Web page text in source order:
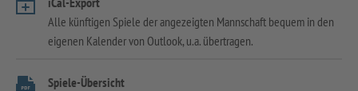
Alle künftigen Spiele der angezeigten Mannschaft bequem in den
eigenen Kalender von Outlook, u.a. übertragen.
Spiele-Übersicht